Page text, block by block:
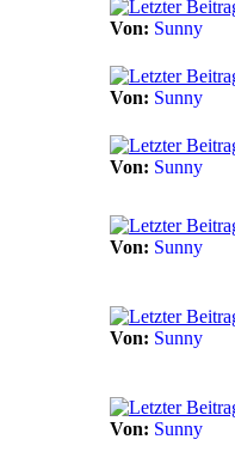
Von: Sunny
Von: Sunny
Von: Sunny
Von: Sunny
Von: Sunny
Von: Sunny